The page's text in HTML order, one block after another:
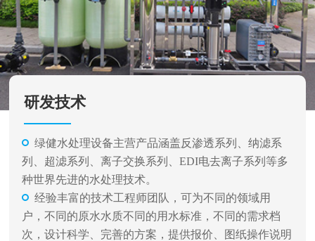
研发技术
绿健水处理设备主营产品涵盖反渗透系列、纳滤系
列、超滤系列、离子交换系列、EDI电去离子系列等多
种世界先进的水处理技术。
经验丰富的技术工程师团队，可为不同的领域用
户，不同的原水水质不同的用水标准，不同的需求档
次，设计科学、完善的方案，提供报价、图纸操作说明